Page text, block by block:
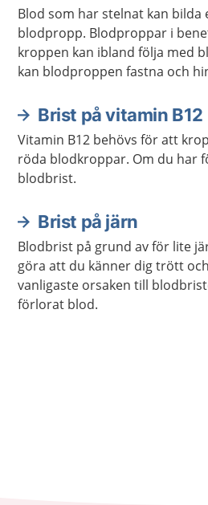
Blod som har stelnat kan bilda
blodpropp. Blodproppar i
kroppen kan ibland följa med
kan blodproppen fastna och
Brist på vitamin B12
Vitamin B12 behövs för att
röda blodkroppar. Om du har
blodbrist.
Brist på järn
Blodbrist på grund av för lite
göra att du känner dig trött
vanligaste orsaken till
förlorat blod.